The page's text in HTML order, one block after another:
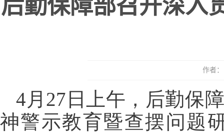
后勤保障部召开深入
作者
4月27日上午，后勤保
神警示教育暨查摆问题